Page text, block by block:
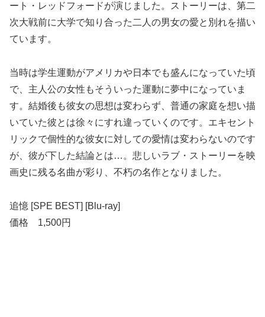
ート・レッドフォードが演じました。ストーリーは、第二
次大戦前に大学で知り合った二人の男女の愛と別れを描い
ています。
当時は学生運動がアメリカや日本でも盛んになっていた頃
で、主人公の女性もそういった運動に夢中になっていま
す。結婚後も彼女の思想は変わらず、普通の家庭を想い描
いていた彼とは徐々にすれ違っていくのです。エキセント
リックで個性的な彼女に対しての愛情は変わらないのです
が、彼が下した結論とは…。悲しいラブ・ストーリーを映
画史に残る名曲が彩り、不朽の名作となりました。
追憶 [SPE BEST] [Blu-ray]
価格 1,500円